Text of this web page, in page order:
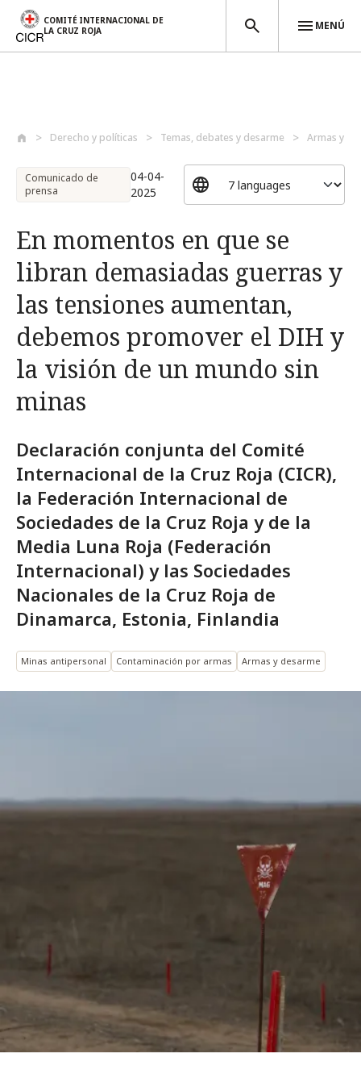
COMITÉ INTERNACIONAL DE
LA CRUZ ROJA
MENÚ
Derecho y políticas Temas, debates y desarme Armas y
Comunicado de
prensa
04-04-
2025
En momentos en que se
libran demasiadas guerras y
las tensiones aumentan,
debemos promover el DIH y
la visión de un mundo sin
minas
Declaración conjunta del Comité
Internacional de la Cruz Roja (CICR),
la Federación Internacional de
Sociedades de la Cruz Roja y de la
Media Luna Roja (Federación
Internacional) y las Sociedades
Nacionales de la Cruz Roja de
Dinamarca, Estonia, Finlandia
Minas antipersonal Contaminación por armas Armas y desarme